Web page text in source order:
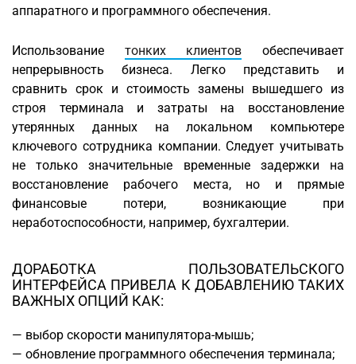
аппаратного и программного обеспечения.
Использование тонких клиентов обеспечивает
непрерывность бизнеса. Легко представить и
сравнить срок и стоимость замены вышедшего из
строя терминала и затраты на восстановление
утерянных данных на локальном компьютере
ключевого сотрудника компании. Следует учитывать
не только значительные временные задержки на
восстановление рабочего места, но и прямые
финансовые потери, возникающие при
неработоспособности, например, бухгалтерии.
ДОРАБОТКА ПОЛЬЗОВАТЕЛЬСКОГО
ИНТЕРФЕЙСА ПРИВЕЛА К ДОБАВЛЕНИЮ ТАКИХ
ВАЖНЫХ ОПЦИЙ КАК:
— выбор скорости манипулятора-мышь;
— обновление программного обеспечения терминала;